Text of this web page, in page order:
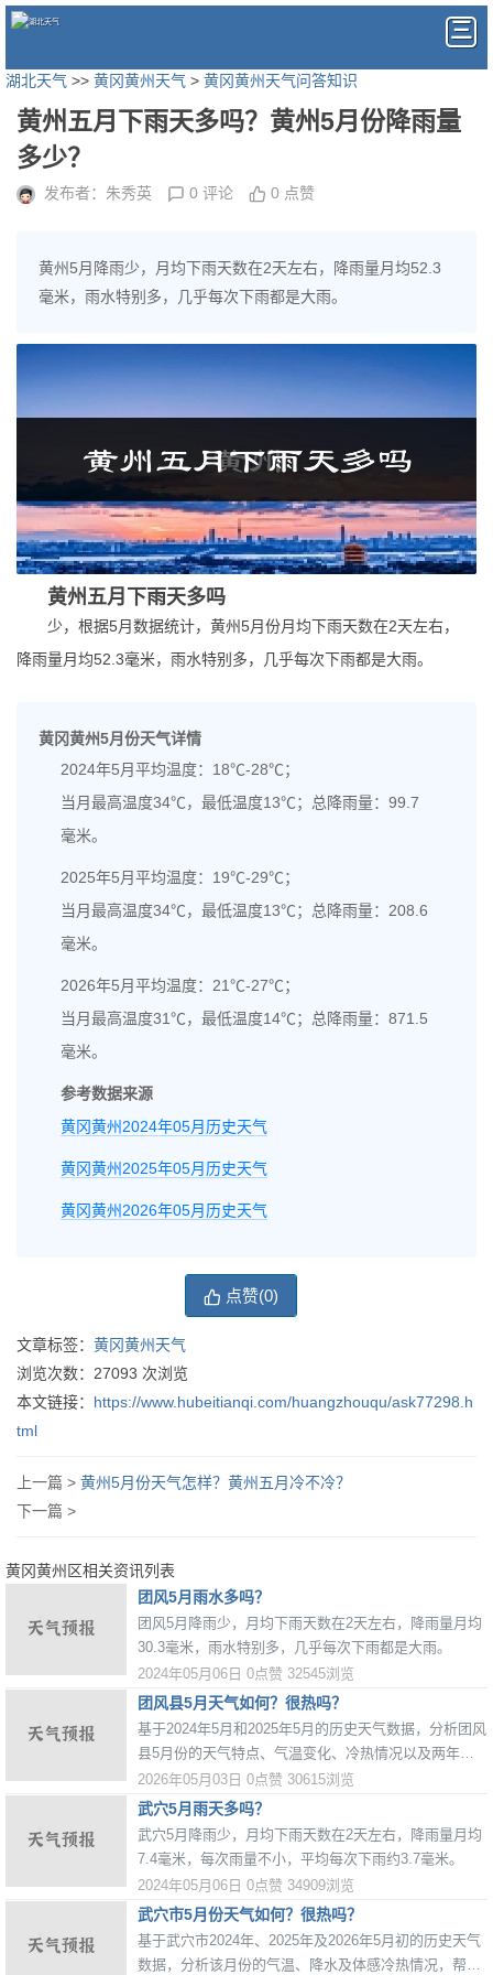
湖北天气 >> 黄冈黄州天气 > 黄冈黄州天气问答知识
黄州五月下雨天多吗？黄州5月份降雨量
多少？
发布者：朱秀英 0 评论 0 点赞
黄州5月降雨少，月均下雨天数在2天左右，降雨量月均52.3
毫米，雨水特别多，几乎每次下雨都是大雨。
黄州五月下雨天多吗
少，根据5月数据统计，黄州5月份月均下雨天数在2天左右，
降雨量月均52.3毫米，雨水特别多，几乎每次下雨都是大雨。
黄冈黄州5月份天气详情
2024年5月平均温度：18℃-28℃；
当月最高温度34℃，最低温度13℃；总降雨量：99.7
毫米。
2025年5月平均温度：19℃-29℃；
当月最高温度34℃，最低温度13℃；总降雨量：208.6
毫米。
2026年5月平均温度：21℃-27℃；
当月最高温度31℃，最低温度14℃；总降雨量：871.5
毫米。
参考数据来源
黄冈黄州2024年05月历史天气
黄冈黄州2025年05月历史天气
黄冈黄州2026年05月历史天气
点赞(0)
文章标签： 黄冈黄州天气
浏览次数： 27093 次浏览
本文链接： https://www.hubeitianqi.com/huangzhouqu/ask77298.h
tml
上一篇 > 黄州5月份天气怎样？黄州五月冷不冷？
下一篇 >
黄冈黄州区相关资讯列表
团风5月雨水多吗？
团风5月降雨少，月均下雨天数在2天左右，降雨量月均
30.3毫米，雨水特别多，几乎每次下雨都是大雨。
2024年05月06日 0点赞 32545浏览
团风县5月天气如何？很热吗？
基于2024年5月和2025年5月的历史天气数据，分析团风
县5月份的天气特点、气温变化、冷热情况以及两年间
的差异。
2026年05月03日 0点赞 30615浏览
武穴5月雨天多吗？
武穴5月降雨少，月均下雨天数在2天左右，降雨量月均
7.4毫米，每次雨量不小，平均每次下雨约3.7毫米。
2024年05月06日 0点赞 34909浏览
武穴市5月份天气如何？很热吗？
基于武穴市2024年、2025年及2026年5月初的历史天气
数据，分析该月份的气温、降水及体感冷热情况，帮助